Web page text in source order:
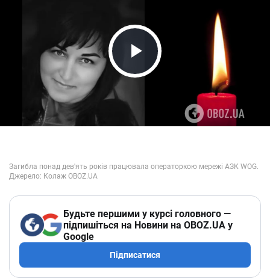
Play Video
Будьте першими у курсі головного —
підпишіться на Новини на OBOZ.UA у
Google
Підписатися